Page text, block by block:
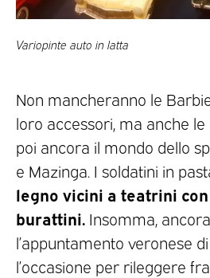
Variopinte auto in latta
Non mancheranno le
loro accessori, ma anche le
poi ancora il mondo dello
e Mazinga. I soldatini in
legno vicini a teatrini
burattini. Insomma,
l’appuntamento veronese
l’occasione per rileggere